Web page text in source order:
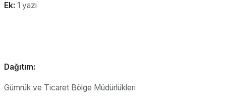
Ek: 1 yazı
Dağıtım:
Gümrük ve Ticaret Bölge Müdürlükleri